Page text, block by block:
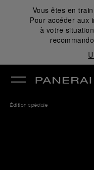
Vous êtes en
Pour accéder aux
à votre
Édition spéciale